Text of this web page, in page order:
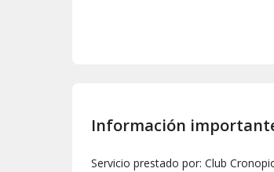
Información
Servicio prestado por: Club